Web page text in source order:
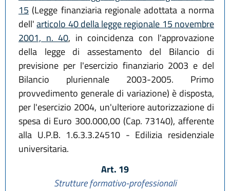
15 (Legge finanziaria regionale adottata a norma
dell'articolo 40 della legge regionale 15 novembre
2001, n. 40, in coincidenza con l'approvazione
della legge di assestamento del Bilancio di
previsione per l'esercizio finanziario 2003 e del
Bilancio pluriennale 2003-2005. Primo
provvedimento generale di variazione) è disposta,
per l'esercizio 2004, un'ulteriore autorizzazione di
spesa di Euro 300.000,00 (Cap. 73140), afferente
alla U.P.B. 1.6.3.3.24510 - Edilizia residenziale
universitaria.
Art. 19
Strutture formativo-professionali